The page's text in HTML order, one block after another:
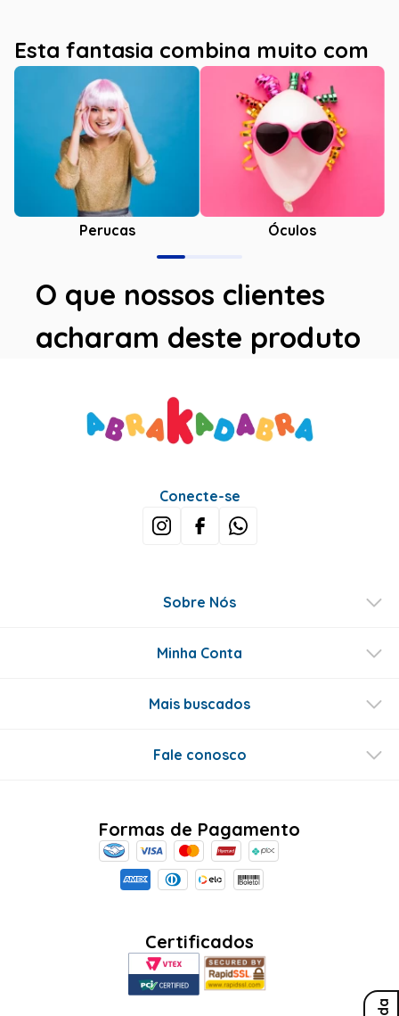
Esta fantasia combina muito com
Perucas Óculos
O que nossos clientes
acharam deste produto
Conecte-se
Sobre Nós
Minha Conta
Mais buscados
Fale conosco
Formas de Pagamento
Certificados